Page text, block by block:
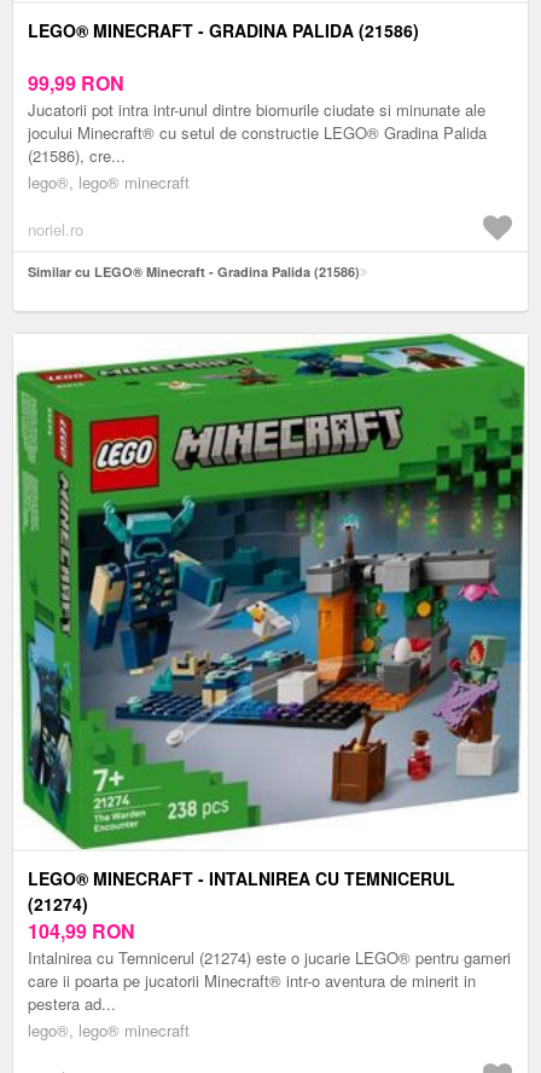
LEGO® MINECRAFT - GRADINA PALIDA (21586)
99,99 RON
Jucatorii pot intra intr-unul dintre biomurile ciudate si minunate ale
jocului Minecraft® cu setul de constructie LEGO® Gradina Palida
(21586), cre...
lego®, lego® minecraft
noriel.ro
Similar cu LEGO® Minecraft - Gradina Palida (21586)
LEGO® MINECRAFT - INTALNIREA CU TEMNICERUL
(21274)
104,99 RON
Intalnirea cu Temnicerul (21274) este o jucarie LEGO® pentru gameri
care ii poarta pe jucatorii Minecraft® intr-o aventura de minerit in
pestera ad...
lego®, lego® minecraft